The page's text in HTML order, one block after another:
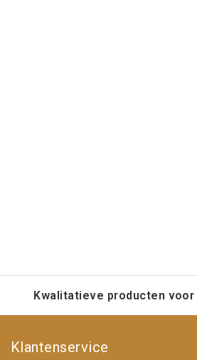
Kwalitatieve producten
Klantenservice